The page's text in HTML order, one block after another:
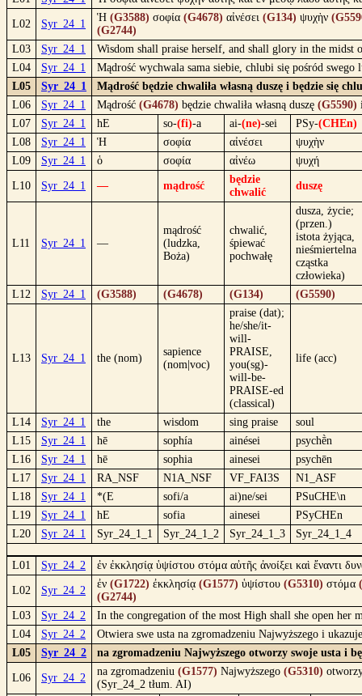
L02 Syr_24_1
Ἡ (G3588) σοφία (G4678) αἰνέσει (G134) ψυχὴν
(G2744)
L03
Syr_24_1
Wisdom shall praise herself, and shall glory in the midst
L04
Syr_24_1
Mądrość wychwala sama siebie, chlubi się pośród
L05
Syr_24_1
Mądrość będzie chwaliła własną duszę i będzie się
L06
Syr_24_1 Mądrość (G4678) będzie chwaliła własną duszę (G5590)
L07
Syr_24_1 hE so-(fi)-a ai-(ne)-sei PSy-(CHEn)
L08
Syr_24_1 Ἡ σοφία αἰνέσει
ψυχὴν
L09
Syr_24_1 ὁ σοφία αἰνέω ψυχή
L10 Syr_24_1 — mądrość
będzie
chwalić
duszę
L11 Syr_24_1 —
mądrość
(ludzka,
Boża)
chwalić,
śpiewać
pochwałę
dusza, życie;
(przen.)
istota żyjąca,
nieśmiertelna
cząstka
człowieka)
L12
Syr_24_1 (G3588) (G4678) (G134) (G5590)
L13 Syr_24_1 the (nom)
sapience
(nom|voc)
praise (dat);
he/she/it-
will-
PRAISE,
you(sg)-
will-be-
PRAISE-ed
(classical)
life (acc)
L14 Syr_24_1 the wisdom sing praise
soul
L15
Syr_24_1 hē sophía ainései
psychḕn
L16
Syr_24_1 hē sophia ainesei
psychēn
L17
Syr_24_1 RA_NSF N1A_NSF VF_FAI3S
N1_ASF
L18
Syr_24_1 *(E sofi/a ai)ne/sei
PSuCHE\n
L19
Syr_24_1 hE sofia ainesei
PSyCHEn
L20
Syr_24_1 Syr_24_1_1 Syr_24_1_2 Syr_24_1_3 Syr_24_1_4
L01 Syr_24_2 ἐν ἐκκλησίᾳ ὑψίστου στόμα αὐτῆς ἀνοίξει καὶ ἔναντι
L02 Syr_24_2
ἐν (G1722) ἐκκλησίᾳ (G1577) ὑψίστου (G5310) στόμα
(G2744)
L03
Syr_24_2
In the congregation of the most High shall she open her
L04
Syr_24_2
Otwiera swe usta na zgromadzeniu Najwyższego i
L05
Syr_24_2 na zgromadzeniu Najwyższego otworzy swoje usta i
L06 Syr_24_2
na zgromadzeniu (G1577) Najwyższego (G5310)
(Syr_24_2 tłum. AI)